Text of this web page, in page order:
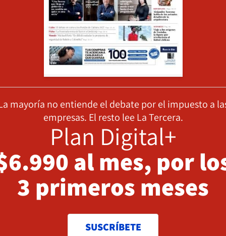
mayoría no entiende el debate por el impuesto a
empresas. El resto lee La Tercera.
Plan Digital+
al mes, por
3 primeros meses
SUSCRÍBETE